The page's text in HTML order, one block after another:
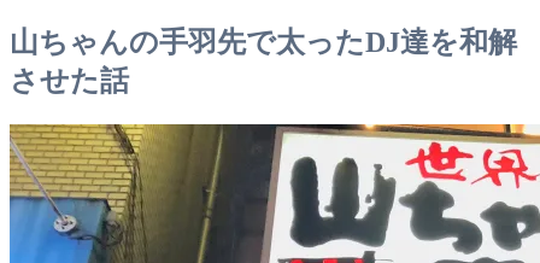
山ちゃんの手羽先で太ったDJ達を和解
させた話